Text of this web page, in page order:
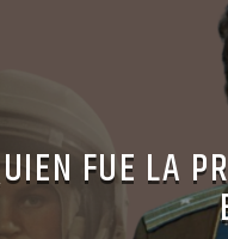
FUE LA